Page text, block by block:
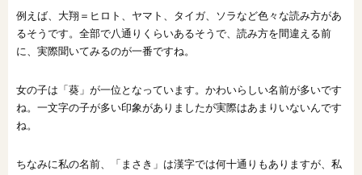
例えば、大翔＝ヒロト、ヤマト、タイガ、ソラなど色々な読み方があ
るそうです。全部で八通りくらいあるそうで、読み方を間違える前
に、実際聞いてみるのが一番ですね。
女の子は「葵」が一位となっています。かわいらしい名前が多いです
ね。一文字の子が多い印象がありましたが実際はあまりいないんです
ね。
ちなみに私の名前、「まさき」は漢字では何十通りもありますが、私